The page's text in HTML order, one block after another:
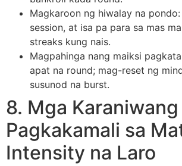
Magkaroon ng hiwalay na
session, at isa pa para sa mas
streaks kung nais.
Magpahinga nang maiksi
apat na round; mag-reset ng
susunod na burst.
8. Mga Karaniwang
Pagkakamali sa
Intensity na Laro